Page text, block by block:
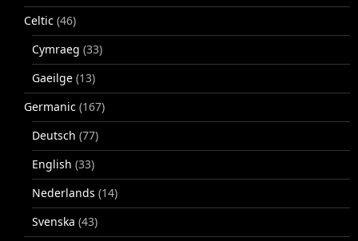
Celtic (46)
Cymraeg (33)
Gaeilge (13)
Germanic (167)
Deutsch (77)
English (33)
Nederlands (14)
Svenska (43)